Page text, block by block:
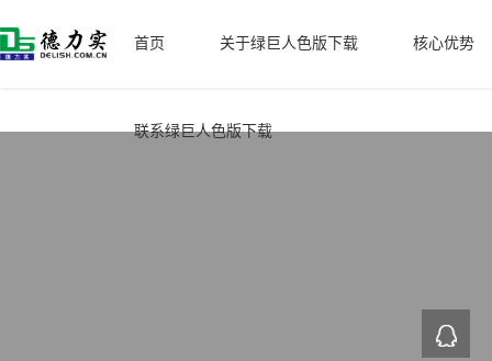
污污视频成人
首页 关于绿巨人色版下载 核心优势
联系绿巨人色版下载